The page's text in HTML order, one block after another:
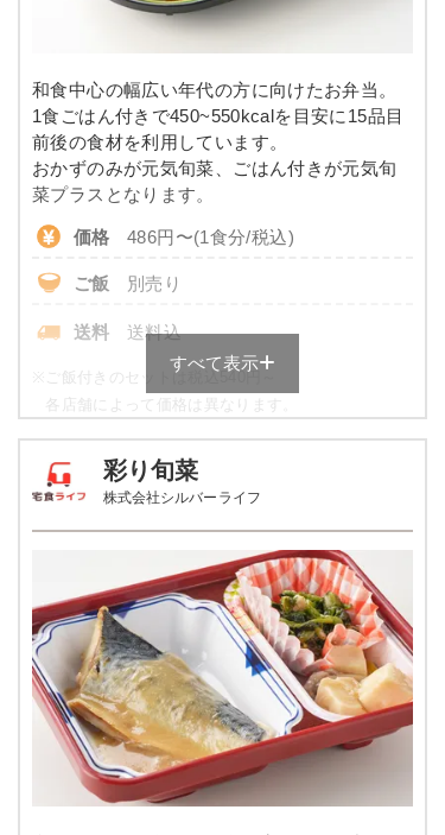
和食中心の幅広い年代の方に向けたお弁当。
1食ごはん付きで450~550kcalを目安に15品目
前後の食材を利用しています。
おかずのみが元気旬菜、ごはん付きが元気旬
菜プラスとなります。
価格 486円〜(1食分/税込)
ご飯 別売り
送料 送料込
※
ご飯付きのセットは税込540円～
各店舗によって価格は異なります。
素例
品数 4～5品
カロリー 443kcal
塩分 1.9g
タンパク質 11.9g
脂質 8.6g
糖質 72.4g
すべて表示
彩り旬菜
株式会社シルバーライフ